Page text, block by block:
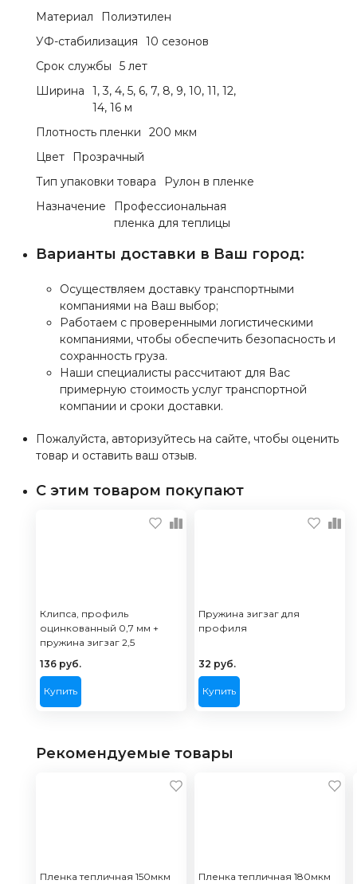
Материал
Полиэтилен
УФ-стабилизация
10 сезонов
Срок службы
5 лет
Ширина
1, 3, 4, 5, 6, 7, 8, 9, 10, 11, 12,
14, 16 м
Плотность пленки
200 мкм
Цвет
Прозрачный
Тип упаковки товара
Рулон в пленке
Назначение
Профессиональная
пленка для теплицы
Варианты доставки в Ваш город:
Осуществляем доставку транспортными
компаниями на Ваш выбор;
Работаем с проверенными логистическими
компаниями, чтобы обеспечить безопасность и
сохранность груза.
Наши специалисты рассчитают для Вас
примерную стоимость услуг транспортной
компании и сроки доставки.
Пожалуйста, авторизуйтесь на сайте, чтобы оценить
товар и оставить ваш отзыв.
С этим товаром покупают
Клипса, профиль
оцинкованный 0,7 мм +
пружина зигзаг 2,5
136 руб.
Купить
Пружина зигзаг для
профиля
32 руб.
Купить
Рекомендуемые товары
Пленка тепличная 150мкм
Пленка тепличная 180мкм